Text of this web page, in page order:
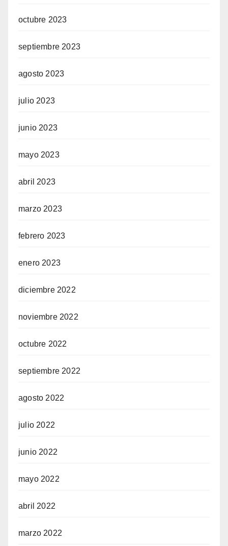
octubre 2023
septiembre 2023
agosto 2023
julio 2023
junio 2023
mayo 2023
abril 2023
marzo 2023
febrero 2023
enero 2023
diciembre 2022
noviembre 2022
octubre 2022
septiembre 2022
agosto 2022
julio 2022
junio 2022
mayo 2022
abril 2022
marzo 2022